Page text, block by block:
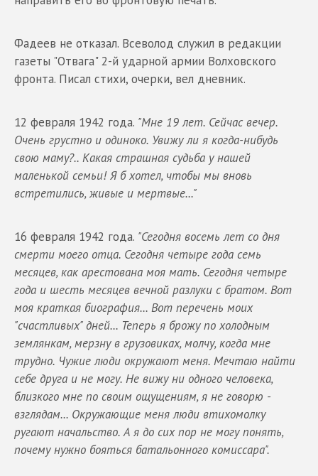
Фадеев не отказал. Всеволод служил в редакции
газеты "Отвага" 2-й ударной армии Волховского
фронта. Писал стихи, очерки, вел дневник.
12 февраля 1942 года. "Мне 19 лет. Сейчас вечер.
Очень грустно и одиноко. Увижу ли я когда-нибудь
свою маму?.. Какая страшная судьба у нашей
маленькой семьи! Я б хотел, чтобы мы вновь
встретились, живые и мертвые..."
16 февраля 1942 года. "Сегодня восемь лет со дня
смерти моего отца. Сегодня четыре года семь
месяцев, как арестована моя мать. Сегодня четыре
года и шесть месяцев вечной разлуки с братом. Вот
моя краткая биография... Вот перечень моих
"счастливых" дней... Теперь я брожу по холодным
землянкам, мерзну в грузовиках, молчу, когда мне
трудно. Чужие люди окружают меня. Мечтаю найти
себе друга и не могу. Не вижу ни одного человека,
близкого мне по своим ощущениям, я не говорю -
взглядам... Окружающие меня люди втихомолку
ругают начальство. А я до сих пор не могу понять,
почему нужно бояться батальонного комиссара".